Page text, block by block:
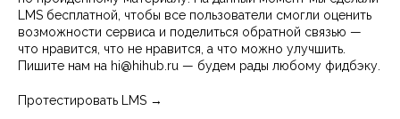
LMS бесплатной, чтобы все пользователи смогли оценить
возможности сервиса и поделиться обратной связью —
что нравится, что не нравится, а что можно улучшить.
Пишите нам на hi@hihub.ru — будем рады любому фидбэку.
Протестировать LMS →